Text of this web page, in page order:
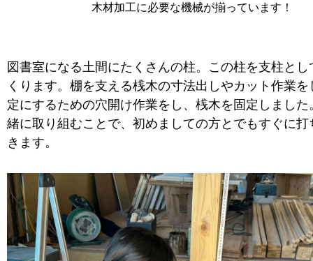
木材加工に必要な機械が揃っています！
図書室になる土間にたくさんの柱。この柱を支柱とし
くります。棚を支える桟木の寸法出しやカット作業を
定にするための穴開け作業をし、桟木を固定しました
緒に取り組むことで、初めましての方とでもすぐに打
きます。